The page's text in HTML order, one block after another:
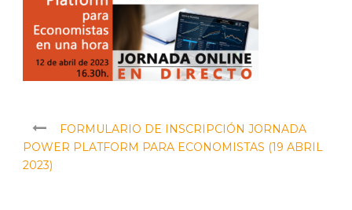
FORMULARIO DE INSCRIPCIÓN JORNADA
POWER PLATFORM PARA ECONOMISTAS (19 ABRIL
2023)